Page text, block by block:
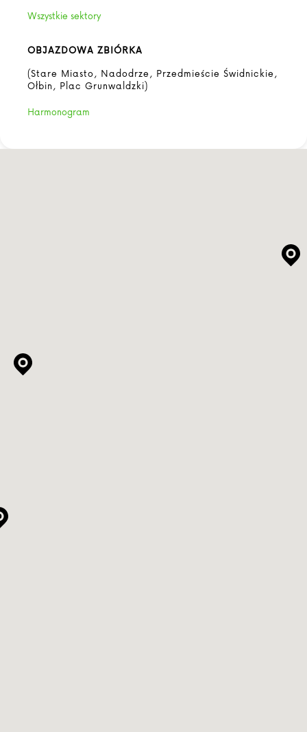
Wszystkie sektory
OBJAZDOWA ZBIÓRKA
(Stare Miasto, Nadodrze, Przedmieście Świdnickie,
Ołbin, Plac Grunwaldzki)
Harmonogram